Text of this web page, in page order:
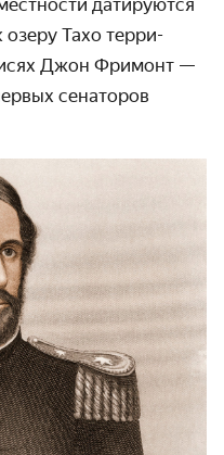
датируются
Тахо терри­
Джон Фримонт —
сенаторов